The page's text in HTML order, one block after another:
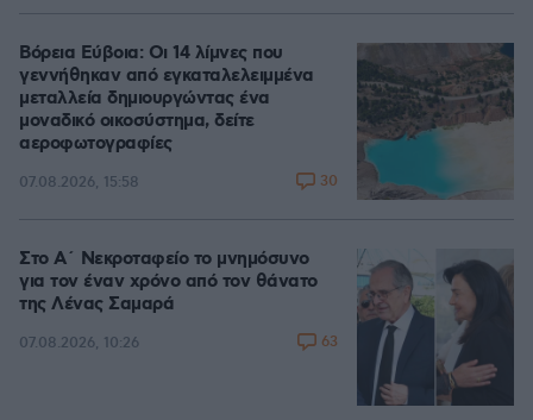
Βόρεια Εύβοια: Οι 14 λίμνες που
γεννήθηκαν από εγκαταλελειμμένα
μεταλλεία δημιουργώντας ένα
μοναδικό οικοσύστημα, δείτε
αεροφωτογραφίες
07.08.2026, 15:58 30
Στο Α΄ Νεκροταφείο το μνημόσυνο
για τον έναν χρόνο από τον θάνατο
της Λένας Σαμαρά
07.08.2026, 10:26 63